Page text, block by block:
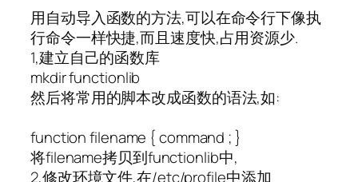
用自动导入函数的方法,可以在命令行下像执
行命令一样快捷,而且速度快,占用资源少.
1,建立自己的函数库
mkdir functionlib
然后将常用的脚本改成函数的语法,如:
function filename { command ; }
将filename拷贝到functionlib中,
2,修改环境文件,在/etc/profile中添加